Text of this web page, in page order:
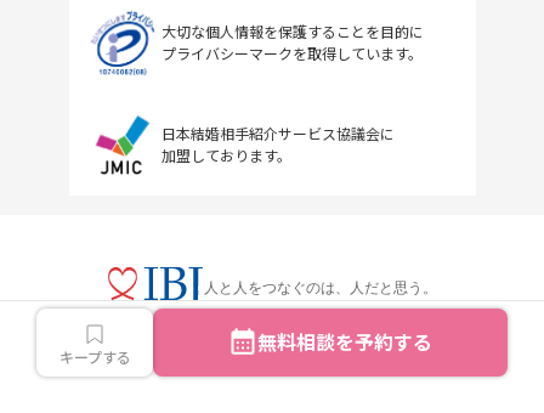
キープする 無料相談を予約する
大切な個人情報を保護することを目的に
プライバシーマークを取得しています。
日本結婚相手紹介サービス協議会に
加盟しております。
人と人をつなぐのは、人だと思う。